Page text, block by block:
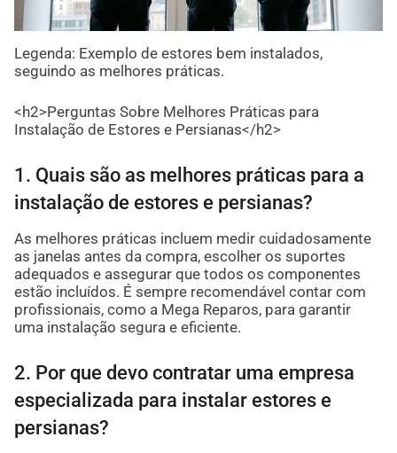
Legenda: Exemplo de estores bem instalados,
seguindo as melhores práticas.
<h2>Perguntas Sobre Melhores Práticas para
Instalação de Estores e Persianas</h2>
1. Quais são as melhores práticas para a
instalação de estores e persianas?
As melhores práticas incluem medir cuidadosamente
as janelas antes da compra, escolher os suportes
adequados e assegurar que todos os componentes
estão incluídos. É sempre recomendável contar com
profissionais, como a Mega Reparos, para garantir
uma instalação segura e eficiente.
2. Por que devo contratar uma empresa
especializada para instalar estores e
persianas?